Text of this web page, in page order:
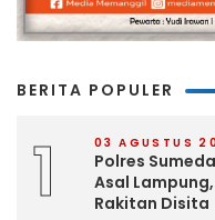
BERITA POPULER
1 03 AGUSTUS
Polres
Asal
Rakitan Disita